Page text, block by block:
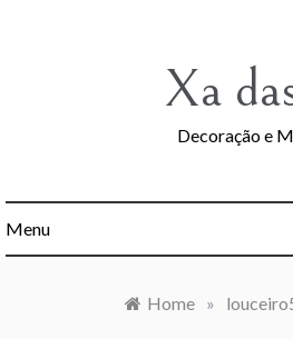
Xa
Decoração e
Menu
Home »